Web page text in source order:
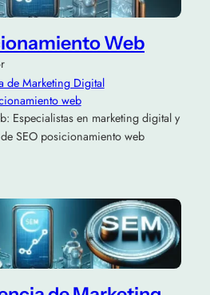
Web
de Marketing Digital
web
Especialistas en marketing digital y
SEO posicionamiento web